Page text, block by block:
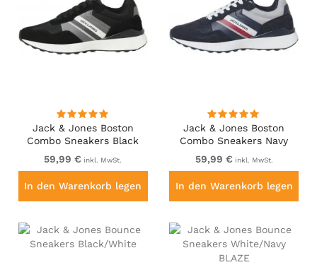
Jack & Jones Boston
Combo Sneakers Black
59,99 € inkl. MwSt.
In den Warenkorb legen
Jack & Jones Boston
Combo Sneakers Navy
Blazer
59,99 € inkl. MwSt.
In den Warenkorb legen